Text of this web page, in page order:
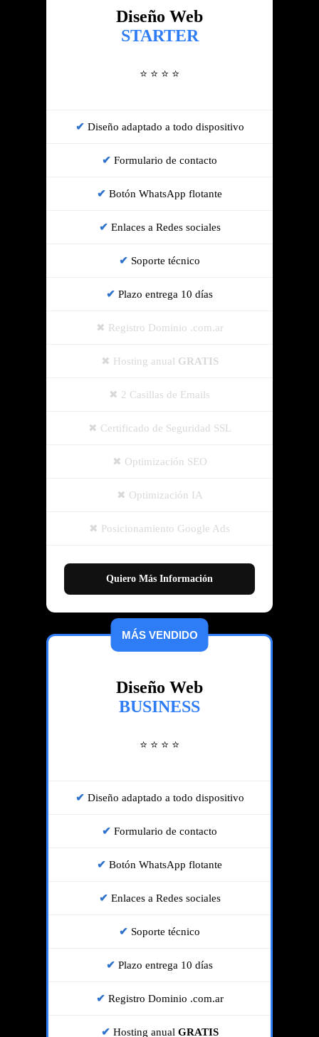
Diseño Web
STARTER
⭐ ⭐ ⭐ ⭐
Diseño adaptado a todo dispositivo
Formulario de contacto
Botón WhatsApp flotante
Enlaces a Redes sociales
Soporte técnico
Plazo entrega 10 días
Registro Dominio .com.ar
Hosting anual GRATIS
2 Casillas de Emails
Certificado de Seguridad SSL
Optimización SEO
Optimización IA
Posicionamiento Google Ads
Quiero Más Información
MÁS VENDIDO
Diseño Web
BUSINESS
⭐ ⭐ ⭐ ⭐
Diseño adaptado a todo dispositivo
Formulario de contacto
Botón WhatsApp flotante
Enlaces a Redes sociales
Soporte técnico
Plazo entrega 10 días
Registro Dominio .com.ar
Hosting anual GRATIS